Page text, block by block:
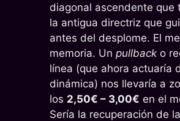
diagonal ascendente que
la antigua directriz que
antes del desplome. El
memoria. Un pullback o
línea (que ahora actuaría
dinámica) nos llevaría a
los 2,50€ – 3,00€ en el
Sería la recuperación de